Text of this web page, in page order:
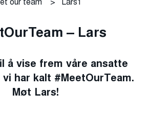
– Lars
å vise frem våre ansatte
har kalt #MeetOurTeam.
Møt Lars!